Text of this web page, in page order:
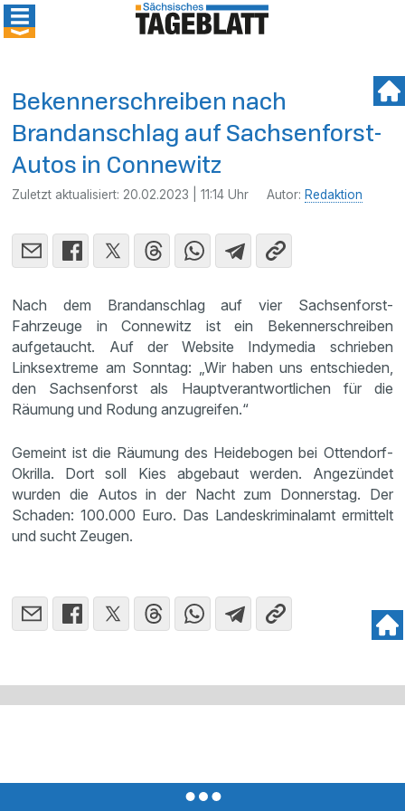
Bekennerschreiben nach
Brandanschlag auf Sachsenforst-
Autos in Connewitz
Zuletzt aktualisiert: 20.02.2023 | 11:14 Uhr Autor: Redaktion
Nach dem Brandanschlag auf vier Sachsenforst-
Fahrzeuge in Connewitz ist ein Bekennerschreiben
aufgetaucht. Auf der Website Indymedia schrieben
Linksextreme am Sonntag: „Wir haben uns entschieden,
den Sachsenforst als Hauptverantwortlichen für die
Räumung und Rodung anzugreifen.“
Gemeint ist die Räumung des Heidebogen bei Ottendorf-
Okrilla. Dort soll Kies abgebaut werden. Angezündet
wurden die Autos in der Nacht zum Donnerstag. Der
Schaden: 100.000 Euro. Das Landeskriminalamt ermittelt
und sucht Zeugen.